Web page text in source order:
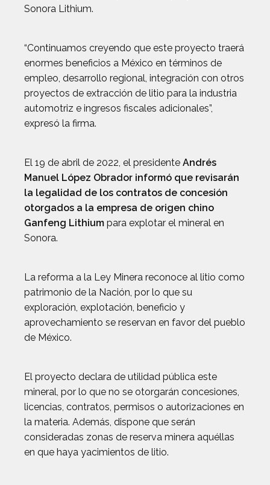
Sonora Lithium.
“Continuamos creyendo que este proyecto traerá
enormes beneficios a México en términos de
empleo, desarrollo regional, integración con otros
proyectos de extracción de litio para la industria
automotriz e ingresos fiscales adicionales”,
expresó la firma.
El 19 de abril de 2022, el presidente Andrés
Manuel López Obrador informó que revisarán
la legalidad de los contratos de concesión
otorgados a la empresa de origen chino
Ganfeng Lithium para explotar el mineral en
Sonora.
La reforma a la Ley Minera reconoce al litio como
patrimonio de la Nación, por lo que su
exploración, explotación, beneficio y
aprovechamiento se reservan en favor del pueblo
de México.
El proyecto declara de utilidad pública este
mineral, por lo que no se otorgarán concesiones,
licencias, contratos, permisos o autorizaciones en
la materia. Además, dispone que serán
consideradas zonas de reserva minera aquéllas
en que haya yacimientos de litio.